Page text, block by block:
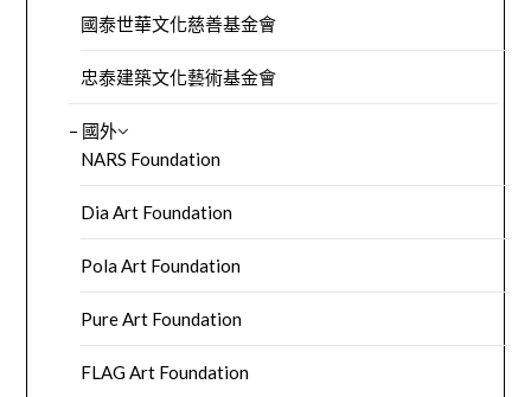
國泰世華文化慈善基金會
忠泰建築文化藝術基金會
– 國外
NARS Foundation
Dia Art Foundation
Pola Art Foundation
Pure Art Foundation
FLAG Art Foundation